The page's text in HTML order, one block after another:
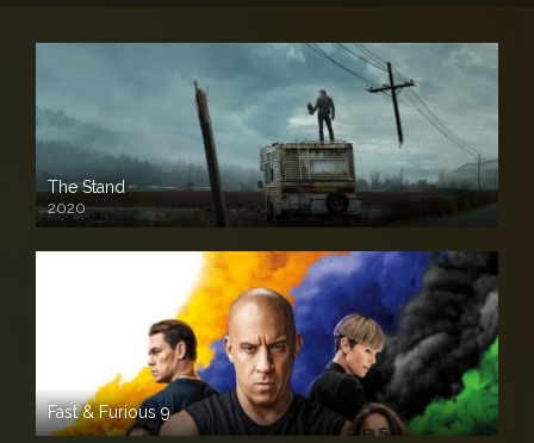
The Stand
2020
Fast & Furious 9